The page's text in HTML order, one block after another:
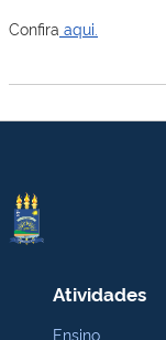
Confira aqui.
Atividades
Ensino